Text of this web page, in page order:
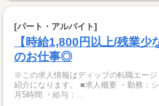
[パート・アルバイト]
【時給1,800円以上/残業少
のお仕事◎
※この求人情報はディップの転職エー
紹介になります。 ■求人概要 ・勤務：
月5時間 ・給与：...